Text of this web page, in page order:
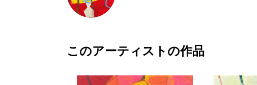
このアーティストの作品